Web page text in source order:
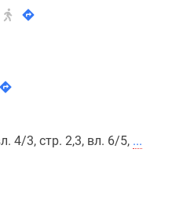
4/3, стр. 2,3, вл. 6/5, ...